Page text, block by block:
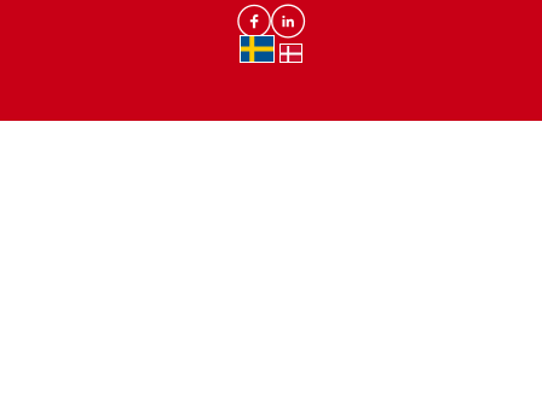
Lomax DK Facebook
Lomax SE LinkIn
sv-SEda-DK